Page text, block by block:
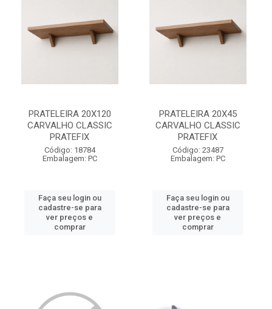
PRATELEIRA 20X120
CARVALHO CLASSIC
PRATEFIX
Código: 18784
Embalagem: PC
Faça seu login ou
cadastre-se para
ver preços e
comprar
PRATELEIRA 20X45
CARVALHO CLASSIC
PRATEFIX
Código: 23487
Embalagem: PC
Faça seu login ou
cadastre-se para
ver preços e
comprar